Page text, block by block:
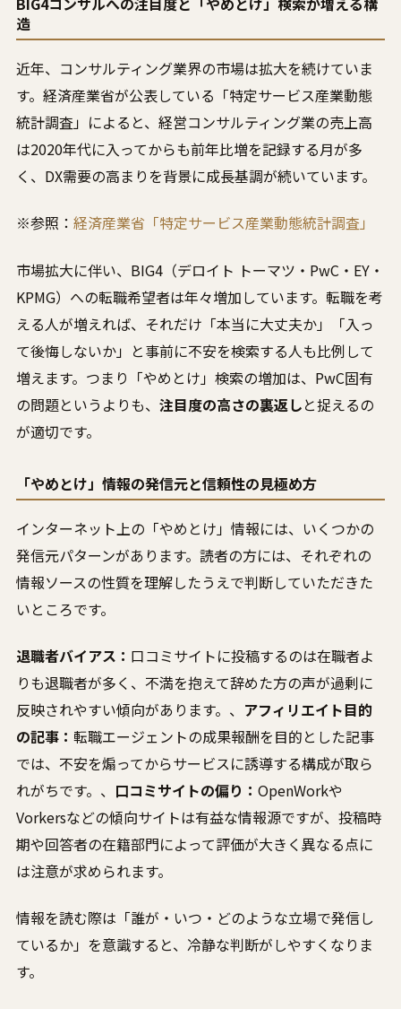
造
近年、コンサルティング業界の市場は拡大を続けていま
す。経済産業省が公表している「特定サービス産業動態
統計調査」によると、経営コンサルティング業の売上高
は2020年代に入ってからも前年比増を記録する月が多
く、DX需要の高まりを背景に成長基調が続いています。
※参照： 経済産業省「特定サービス産業動態統計調査」
市場拡大に伴い、BIG4（デロイト トーマツ・PwC・EY・
KPMG）への転職希望者は年々増加しています。転職を考
える人が増えれば、それだけ「本当に大丈夫か」「入っ
て後悔しないか」と事前に不安を検索する人も比例して
増えます。つまり「やめとけ」検索の増加は、PwC固有
の問題というよりも、 注目度の高さの裏返しと捉えるの
が適切です。
「やめとけ」情報の発信元と信頼性の見極め方
インターネット上の「やめとけ」情報には、いくつかの
発信元パターンがあります。読者の方には、それぞれの
情報ソースの性質を理解したうえで判断していただきた
いところです。
退職者バイアス： 口コミサイトに投稿するのは在職者よ
りも退職者が多く、不満を抱えて辞めた方の声が過剰に
反映されやすい傾向があります。、 アフィリエイト目的
の記事： 転職エージェントの成果報酬を目的とした記事
では、不安を煽ってからサービスに誘導する構成が取ら
れがちです。、 口コミサイトの偏り： OpenWorkや
Vorkersなどの傾向サイトは有益な情報源ですが、投稿時
期や回答者の在籍部門によって評価が大きく異なる点に
は注意が求められます。
情報を読む際は「誰が・いつ・どのような立場で発信し
ているか」を意識すると、冷静な判断がしやすくなりま
す。